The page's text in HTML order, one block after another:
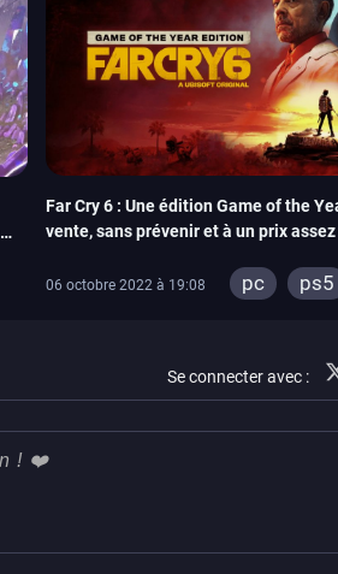
Far Cry 6 : Une édition Game of the
vente, sans prévenir et à un prix
06 octobre 2022 à 19:08 pc
ps5
xbox one
Se connecter avec :